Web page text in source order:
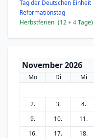
Tag der Deutschen Einheit
Reformationstag
Herbstferien (12+ 4Tage)
November 2026
Mo Di Mi
2.
3. 4.
9.
10. 11.
16.
17. 18.